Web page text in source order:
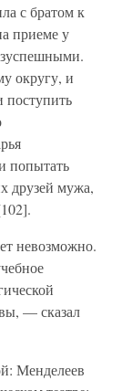
с братом к
приеме у
округу, и
поступить
попытать
друзей мужа,
невозможно.
— сказал
Менделеев